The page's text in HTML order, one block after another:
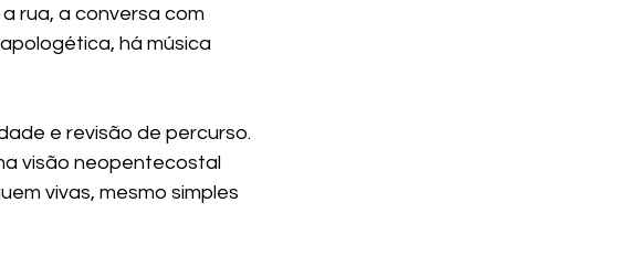
rua, a conversa com
há música
e revisão de percurso.
visão neopentecostal
vivas, mesmo simples